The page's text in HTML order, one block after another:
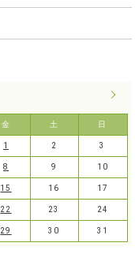
金 土 日
6月
1 2 3
8 9 10
15 16 17
22 23 24
29 30 31